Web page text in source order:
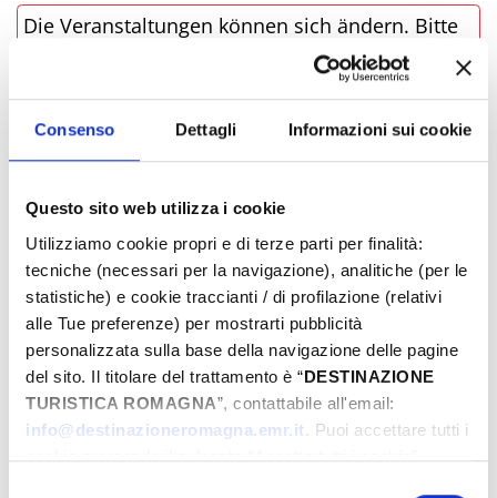
Consenso Dettagli Informazioni sui cookie
Questo sito web utilizza i cookie
Utilizziamo cookie propri e di terze parti per finalità:
tecniche (necessari per la navigazione), analitiche (per le
statistiche) e cookie traccianti / di profilazione (relativi
alle Tue preferenze) per mostrarti pubblicità
personalizzata sulla base della navigazione delle pagine
del sito. Il titolare del trattamento è “DESTINAZIONE
TURISTICA ROMAGNA”, contattabile all'email:
info@destinazioneromagna.emr.it. Puoi accettare tutti i
cookie premendo il pulsante “Accetta tutti i cookie”,
Die Veranstaltungen können sich ändern. Bitte
kontaktieren Sie die Organisatoren, bevor Sie
VERANSTALTUNGSLINK